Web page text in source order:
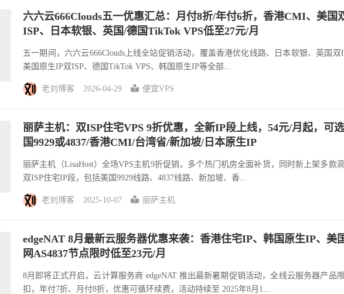
六六云666Clouds五一优惠汇总：月付8折/年付6折，香港CMI、美国
ISP、日本软银、英国/德国TikTok VPS低至27元/月
五一期间，六六云666Clouds上线全站促销活动，覆盖香港优化线路、日本软银、英国双
美国原生IP双ISP、德国TikTok VPS、韩国原生IP等全部...
老刘博客 2026-04-29 便宜VPS
丽萨主机：双ISP住宅VPS 9折优惠，全新IP段上线，54元/月起，可
国9929或4837/香港CMI/台湾省/新加坡/日本原生IP
丽萨主机（LisaHost）全场VPS主机9折促销，多个热门机房全面补货，同时新上架多款
双ISP住宅IP段，包括美国9929线路、4837线路、新加坡、香...
老刘博客 2025-10-07 丽萨主机
edgeNAT 8月最新云服务器优惠来袭：香港住宅IP、韩国原生IP、美
网AS4837节点限时低至23元/月
8月即将正式开启，云计算服务商 edgeNAT 推出最新暑期促销活动，全线云服务器产品
扣，年付7折、月付8折，优惠可循环续费，活动持续至 2025年8月1...